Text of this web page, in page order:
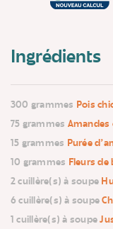
Ingrédients
300 grammes Pois
75 grammes Amandes
15 grammes Purée
10 grammes Fleurs
2 cuillère(s) à soupe
6 cuillère(s) à soupe
1 cuillère(s) à soupe